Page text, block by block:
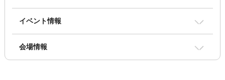
イベント情報
会場情報